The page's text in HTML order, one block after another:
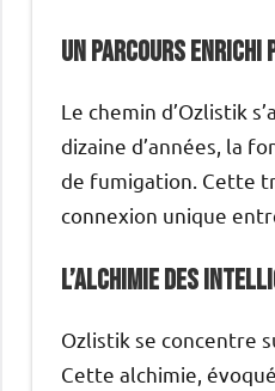
Un parcours enrichi
Le chemin d’Ozlistik
dizaine d’années, la
de fumigation. Cette
connexion unique
L’alchimie des
Ozlistik se concentre
Cette alchimie,